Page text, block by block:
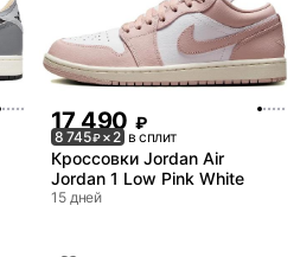
17 490 ₽
8 745₽× 2 в сплит
Кроссовки Jordan Air
Jordan 1 Low Pink White
15 дней